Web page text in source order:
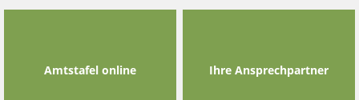
Amtstafel online Ihre Ansprechpartner